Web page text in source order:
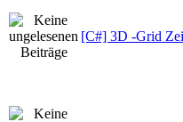
[C#] 3D -Grid